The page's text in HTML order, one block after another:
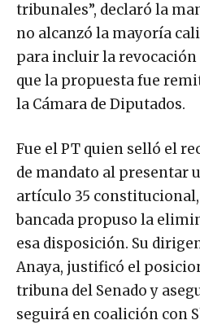
tribunales”, declaró la
no alcanzó la mayoría
para incluir la revocación
que la propuesta fue
la Cámara de Diputados.
Fue el PT quien selló el
de mandato al presentar
artículo 35
bancada propuso la
esa disposición. Su
Anaya, justificó el
tribuna del Senado y
seguirá en coalición con